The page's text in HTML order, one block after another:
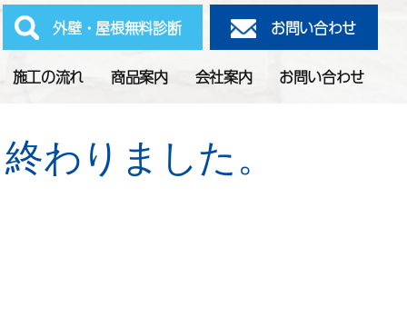
施工の流れ 商品案内 会社案内 お問い合わせ
外壁・屋根無料診断 お問い合わせ
わりました。